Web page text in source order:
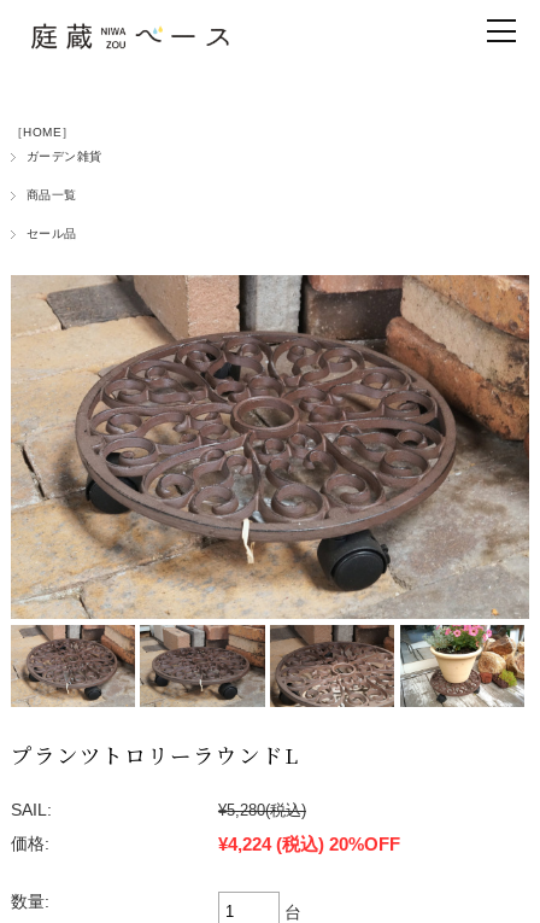
［HOME］
ガーデン雑貨
商品一覧
セール品
プランツトロリーラウンドL
SAIL: ¥5,280(税込)
価格:
¥4,224 (税込) 20%OFF
数量:
台